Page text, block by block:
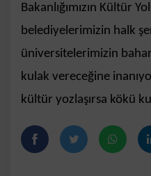
Bakanlığımızın Kültür
belediyelerimizin halk
üniversitelerimizin
kulak vereceğine
kültür yozlaşırsa kökü